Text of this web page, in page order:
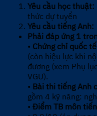
Yêu cầu học thuật:
thức dự tuyển
Yêu cầu tiếng Anh:
Phải đáp ứng 1
• Chứng chỉ quốc
(còn hiệu lực khi
đương (xem Phụ
VGU).
• Bài thi tiếng Anh
gồm 4 kỹ năng:
• Điểm TB môn